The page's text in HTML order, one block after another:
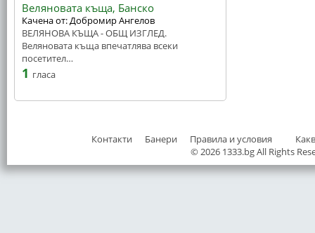
Веляновата къща, Банско
Качена от: Добромир Ангелов
ВЕЛЯНОВА КЪЩА - ОБЩ ИЗГЛЕД.
Веляновата къща впечатлява всеки
посетител…
1 гласа
Контакти Банери Правила и условия
© 2026 1333.bg All Rights